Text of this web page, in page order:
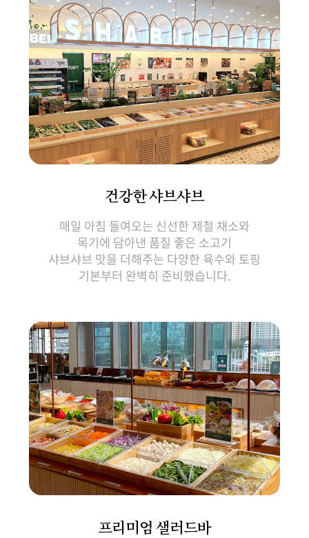
건강한 샤브샤브
매일 아침 들여오는 신선한 제철 채소와
목기에 담아낸 품질 좋은 소고기
샤브샤브 맛을 더해주는 다양한 육수와 토핑
기본부터 완벽히 준비했습니다.
프리미엄 샐러드바